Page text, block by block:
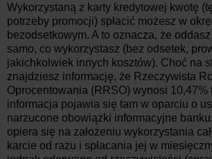
Wykorzystaną z karty kredytowej kwotę
potrzeby promocji) spłacić możesz w
bezodsetkowym. A to oznacza, że
samo, co wykorzystasz (bez odsetek,
jakichkolwiek innych kosztów). Choć na
znajdziesz informację, że Rzeczywista
Oprocentowania (RRSO) wynosi 10,47%
informacja pojawia się tam w oparciu o
narzucone obowiązki informacyjne
opiera się na założeniu wykorzystania
karcie od razu i spłacania jej w